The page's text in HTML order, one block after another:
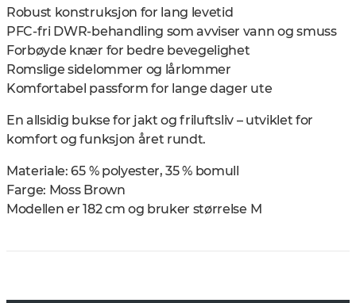
Robust konstruksjon for lang levetid
PFC-fri DWR-behandling som avviser vann og smuss
Forbøyde knær for bedre bevegelighet
Romslige sidelommer og lårlommer
Komfortabel passform for lange dager ute
En allsidig bukse for jakt og friluftsliv – utviklet for
komfort og funksjon året rundt.
Materiale: 65 % polyester, 35 % bomull
Farge: Moss Brown
Modellen er 182 cm og bruker størrelse M